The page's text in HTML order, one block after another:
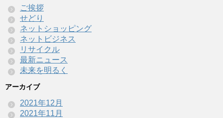
ご挨拶
せどり
ネットショッピング
ネットビジネス
リサイクル
最新ニュース
未来を明るく
アーカイブ
2021年12月
2021年11月